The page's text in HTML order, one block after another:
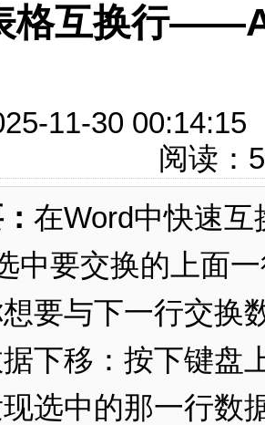
格互换行
11-30
阅读：
在Word中快速
中要交换的上面
要与下一行交换
下移：按下键盘
选中的那一行数